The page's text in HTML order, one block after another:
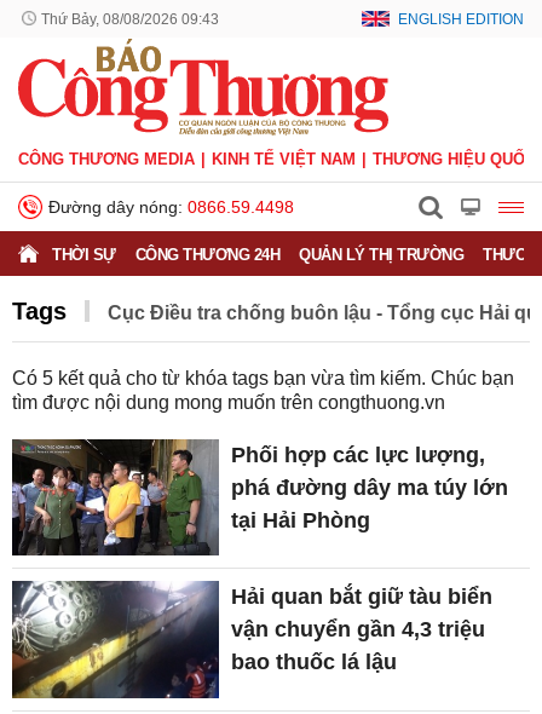
Thứ Bảy, 08/08/2026 09:43 ENGLISH EDITION
CÔNG THƯƠNG MEDIA KINH TẾ VIỆT NAM THƯƠNG HIỆU QUỐC
Đường dây nóng: 0866.59.4498
THỜI SỰ CÔNG THƯƠNG 24H QUẢN LÝ THỊ TRƯỜNG
Tags Cục Điều tra chống buôn lậu - Tổng cục Hải
Có 5 kết quả cho từ khóa tags bạn vừa tìm kiếm. Chúc bạn
tìm được nội dung mong muốn trên congthuong.vn
Phối hợp các lực lượng,
phá đường dây ma túy lớn
tại Hải Phòng
Hải quan bắt giữ tàu biển
vận chuyển gần 4,3 triệu
bao thuốc lá lậu